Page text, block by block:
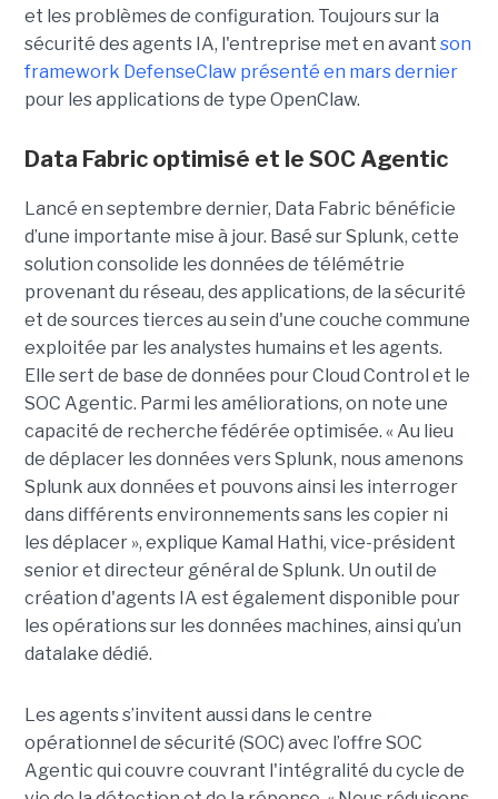
et les problèmes de configuration. Toujours sur la
sécurité des agents IA, l'entreprise met en avant son
framework DefenseClaw présenté en mars dernier
pour les applications de type OpenClaw.
Data Fabric optimisé et le SOC Agentic
Lancé en septembre dernier, Data Fabric bénéficie
d’une importante mise à jour. Basé sur Splunk, cette
solution consolide les données de télémétrie
provenant du réseau, des applications, de la sécurité
et de sources tierces au sein d'une couche commune
exploitée par les analystes humains et les agents.
Elle sert de base de données pour Cloud Control et le
SOC Agentic. Parmi les améliorations, on note une
capacité de recherche fédérée optimisée. « Au lieu
de déplacer les données vers Splunk, nous amenons
Splunk aux données et pouvons ainsi les interroger
dans différents environnements sans les copier ni
les déplacer », explique Kamal Hathi, vice-président
senior et directeur général de Splunk. Un outil de
création d'agents IA est également disponible pour
les opérations sur les données machines, ainsi qu’un
datalake dédié.
Les agents s’invitent aussi dans le centre
opérationnel de sécurité (SOC) avec l’offre SOC
Agentic qui couvre couvrant l'intégralité du cycle de